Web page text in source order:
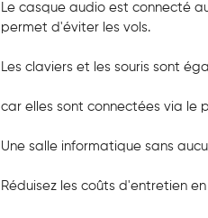
Le casque audio est connecté
permet d'éviter les vols.
Les claviers et les souris sont
car elles sont connectées via le
Une salle informatique sans
Réduisez les coûts d'entretien